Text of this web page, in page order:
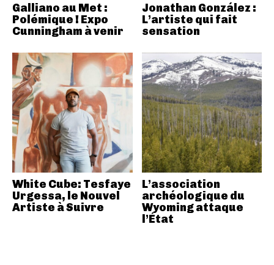
Galliano au Met :
Polémique ! Expo
Cunningham à venir
Jonathan González :
L’artiste qui fait
sensation
White Cube: Tesfaye
Urgessa, le Nouvel
Artiste à Suivre
L’association
archéologique du
Wyoming attaque
l’État